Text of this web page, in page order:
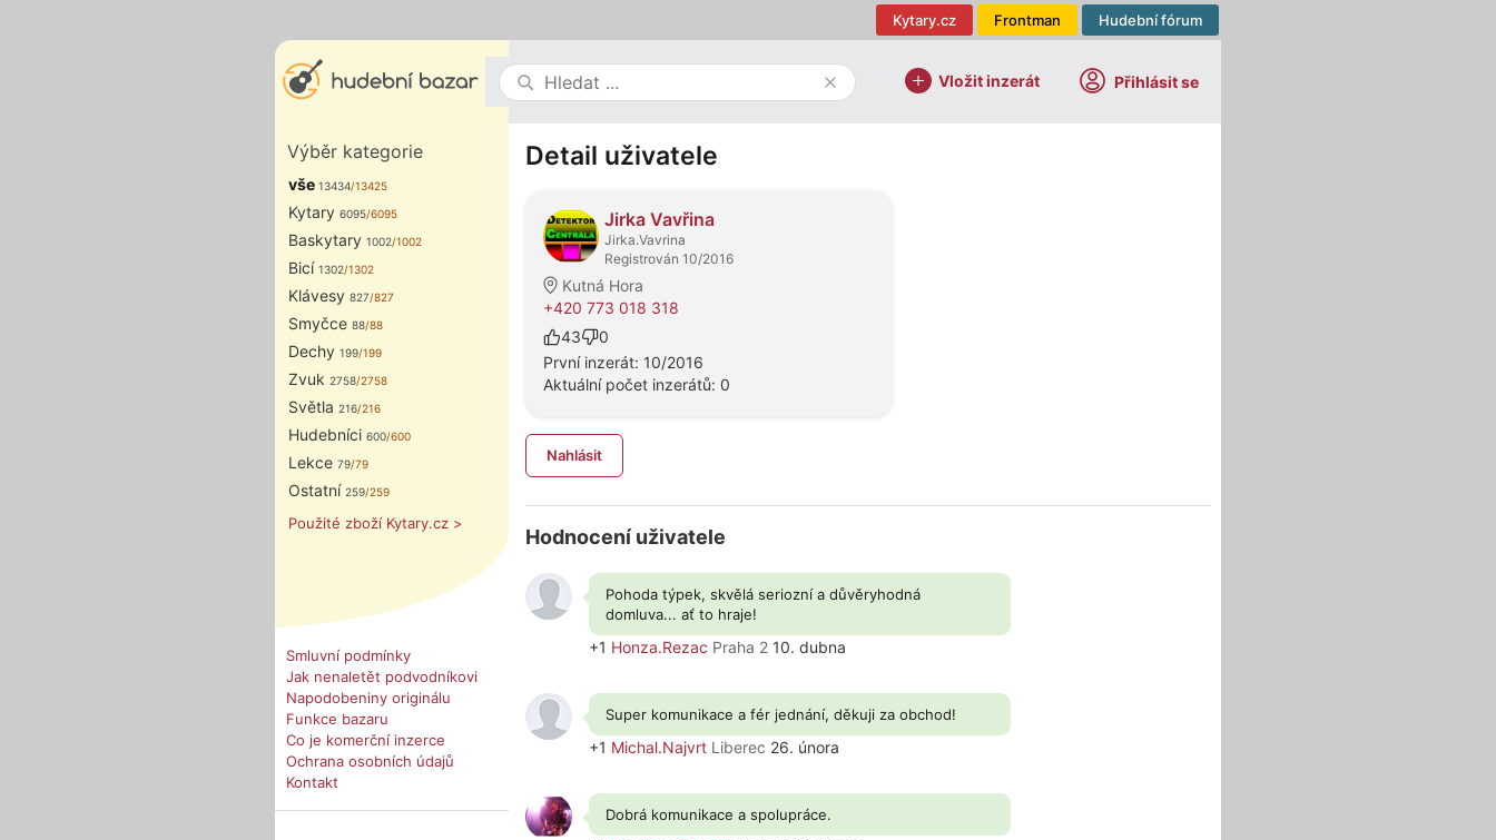
Hudební fórum
Frontman
Kytary.cz
Vložit inzerát Přihlásit se
Výběr kategorie
vše 13434/13425
Kytary 6095/6095
Baskytary 1002/1002
Bicí 1302/1302
Klávesy 827/827
Smyčce 88/88
Dechy 199/199
Zvuk 2758/2758
Světla 216/216
Hudebníci 600/600
Lekce 79/79
Ostatní 259/259
Použité zboží Kytary.cz >
Smluvní podmínky
Jak nenaletět podvodníkovi
Napodobeniny originálu
Funkce bazaru
Co je komerční inzerce
Ochrana osobních údajů
Kontakt
Detail uživatele
Jirka Vavřina
Jirka.Vavrina
Registrován 10/2016
Kutná Hora
+420 773 018 318
43
0
První inzerát: 10/2016
Aktuální počet inzerátů: 0
Nahlásit
Hodnocení uživatele
Pohoda týpek, skvělá seriozní a důvěryhodná
domluva... ať to hraje!
+1 Honza.Rezac Praha 2 10. dubna
Super komunikace a fér jednání, děkuji za obchod!
+1 Michal.Najvrt Liberec 26. února
Dobrá komunikace a spolupráce.